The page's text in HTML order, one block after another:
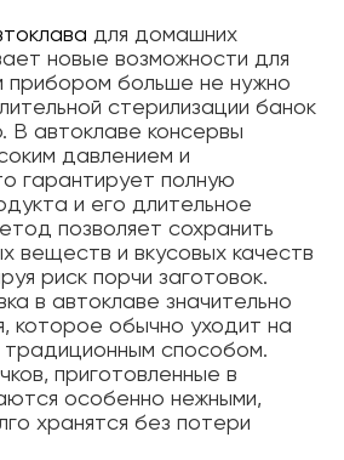
для домашних
новые возможности для
прибором больше не нужно
стерилизации банок
В автоклаве консервы
давлением и
гарантирует полную
и его длительное
позволяет сохранить
веществ и вкусовых качеств
риск порчи заготовок.
в автоклаве значительно
которое обычно уходит на
традиционным способом.
приготовленные в
особенно нежными,
хранятся без потери